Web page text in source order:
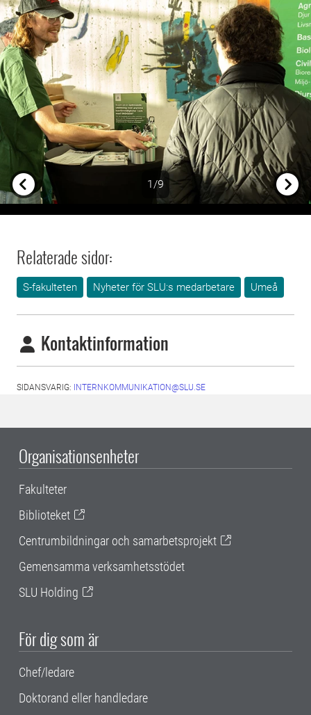
1/9
Relaterade sidor:
S-fakulteten Nyheter för SLU:s medarbetare Umeå
Kontaktinformation
SIDANSVARIG: INTERNKOMMUNIKATION@SLU.SE
Organisationsenheter
Fakulteter
Biblioteket
Centrumbildningar och samarbetsprojekt
Gemensamma verksamhetsstödet
SLU Holding
För dig som är
Chef/ledare
Doktorand eller handledare